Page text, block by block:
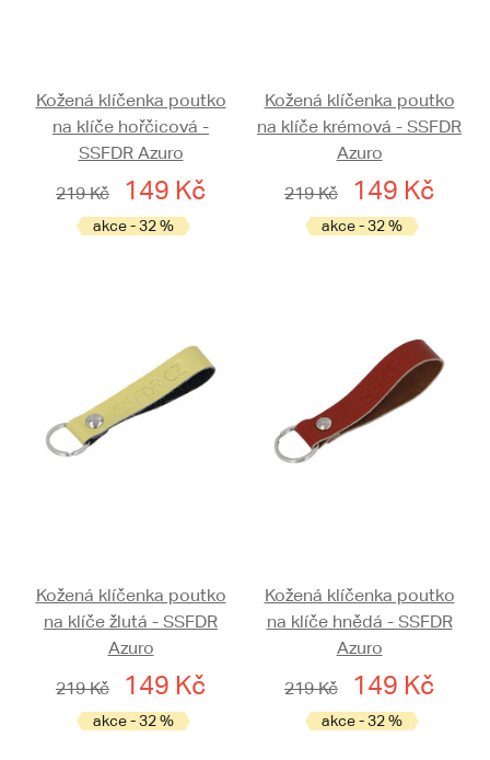
Kožená klíčenka poutko
na klíče hořčicová -
SSFDR Azuro
219 Kč
149 Kč
akce - 32 %
Kožená klíčenka poutko
na klíče krémová - SSFDR
Azuro
219 Kč
149 Kč
akce - 32 %
Kožená klíčenka poutko
na klíče žlutá - SSFDR
Azuro
219 Kč
149 Kč
akce - 32 %
Kožená klíčenka poutko
na klíče hnědá - SSFDR
Azuro
219 Kč
149 Kč
akce - 32 %